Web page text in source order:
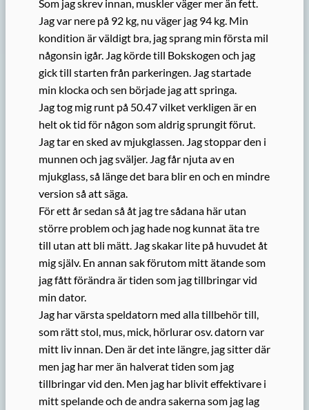
Som jag skrev innan, muskler väger mer än fett.
Jag var nere på 92 kg, nu väger jag 94 kg. Min
kondition är väldigt bra, jag sprang min första mil
någonsin igår. Jag körde till Bokskogen och jag
gick till starten från parkeringen. Jag startade
min klocka och sen började jag att springa.
Jag tog mig runt på 50.47 vilket verkligen är en
helt ok tid för någon som aldrig sprungit förut.
Jag tar en sked av mjukglassen. Jag stoppar den i
munnen och jag sväljer. Jag får njuta av en
mjukglass, så länge det bara blir en och en mindre
version så att säga.
För ett år sedan så åt jag tre sådana här utan
större problem och jag hade nog kunnat äta tre
till utan att bli mätt. Jag skakar lite på huvudet åt
mig själv. En annan sak förutom mitt ätande som
jag fått förändra är tiden som jag tillbringar vid
min dator.
Jag har värsta speldatorn med alla tillbehör till,
som rätt stol, mus, mick, hörlurar osv. datorn var
mitt liv innan. Den är det inte längre, jag sitter där
men jag har mer än halverat tiden som jag
tillbringar vid den. Men jag har blivit effektivare i
mitt spelande och de andra sakerna som jag lag